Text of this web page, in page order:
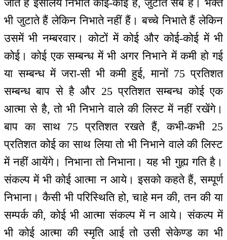
जाते हैं इसलिये निभाते कोई-कोई हैं, जुटाते सब हैं। भक्त
भी जुटाते हैं लेकिन निभाते नहीं हैं। बच्चे निभाते हैं लेकिन
उसमें भी नम्बरवार। कोटों में कोई और कोई-कोई में भी
कोई। कोई एक सम्बन्ध में भी अगर निभाने में कमी हो गई
या सम्बन्ध में जरा-सी भी कमी हुई, मानों 75 प्रतिशत
सम्बन्ध बाप से है और 25 प्रतिशत सम्बन्ध कोई एक
आत्मा से है, तो भी निभाने वाले की लिस्ट में नहीं रखेंगे।
बाप का साथ 75 प्रतिशत रखते हैं, कभी-कभी 25
प्रतिशत कोई का साथ लिया तो भी निभाने वाले की लिस्ट
में नहीं आयेंगे। निभाना तो निभाना। यह भी गुह्य गति है।
संकल्प में भी कोई आत्मा न आये। इसको कहते हैं, सम्पूर्ण
निभाना। कैसी भी परिस्थिति हो, चाहे मन की, तन की या
सम्पर्क की, कोई भी आत्मा संकल्प में न आये। संकल्प में
भी कोई आत्मा की स्मृति आई तो उसी सेकेण्ड का भी